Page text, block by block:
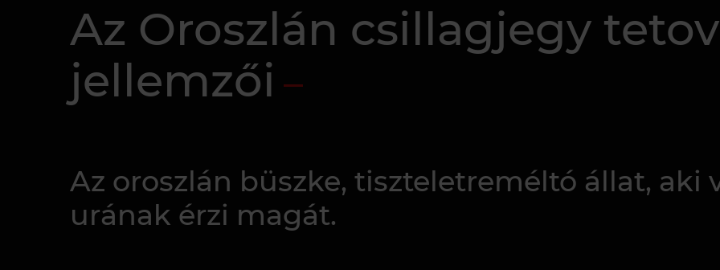
Az Oroszlán csillagjegy
jellemzői
Az oroszlán büszke, tiszteletreméltó állat, aki
urának érzi magát.